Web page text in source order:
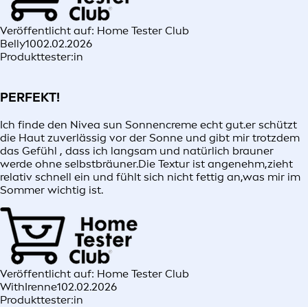
Veröffentlicht auf: Home Tester Club
Belly1002.02.2026
Produkttester:in
PERFEKT!
Ich finde den Nivea sun Sonnencreme echt gut.er schützt
die Haut zuverlässig vor der Sonne und gibt mir trotzdem
das Gefühl , dass ich langsam und natürlich brauner
werde ohne selbstbräuner.Die Textur ist angenehm,zieht
relativ schnell ein und fühlt sich nicht fettig an,was mir im
Sommer wichtig ist.
Veröffentlicht auf: Home Tester Club
WithIrenne102.02.2026
Produkttester:in